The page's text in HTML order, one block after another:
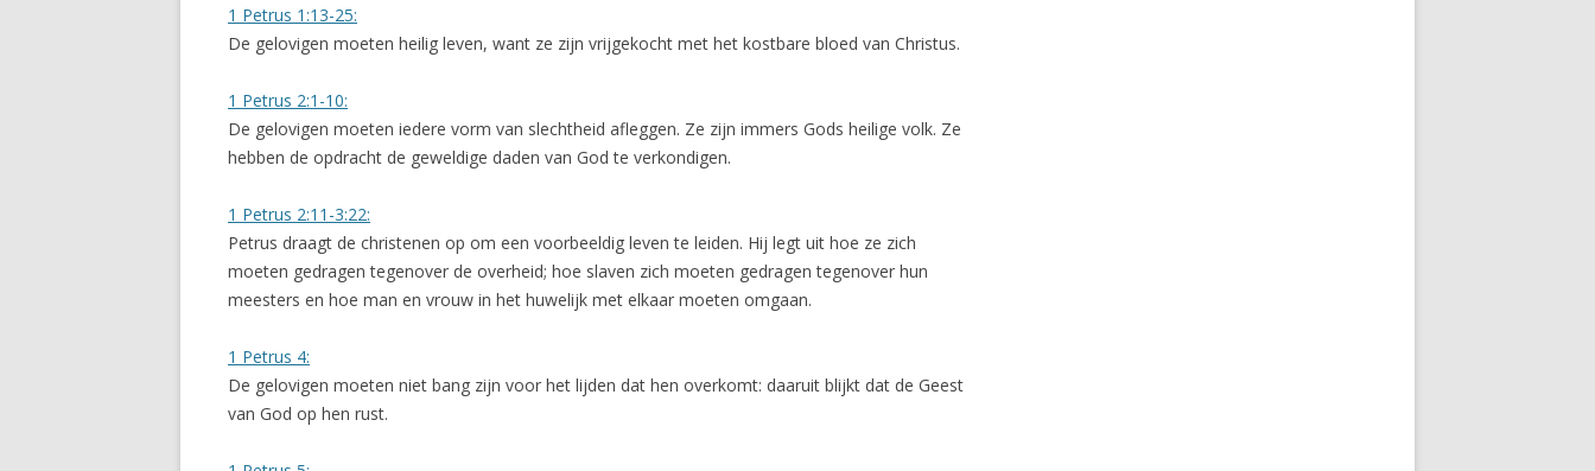
1 Petrus 1:13-25:
De gelovigen moeten heilig leven, want ze zijn vrijgekocht met het kostbare bloed van Christus.
1 Petrus 2:1-10:
De gelovigen moeten iedere vorm van slechtheid afleggen. Ze zijn immers Gods heilige volk. Ze
hebben de opdracht de geweldige daden van God te verkondigen.
1 Petrus 2:11-3:22:
Petrus draagt de christenen op om een voorbeeldig leven te leiden. Hij legt uit hoe ze zich
moeten gedragen tegenover de overheid; hoe slaven zich moeten gedragen tegenover hun
meesters en hoe man en vrouw in het huwelijk met elkaar moeten omgaan.
1 Petrus 4:
De gelovigen moeten niet bang zijn voor het lijden dat hen overkomt: daaruit blijkt dat de Geest
van God op hen rust.